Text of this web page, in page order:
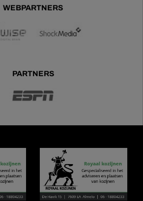
WEBPARTNERS
PARTNERS